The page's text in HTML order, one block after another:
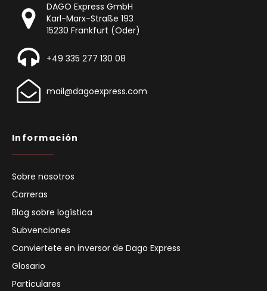
DAGO Express GmbH
Karl-Marx-Straße 193
15230 Frankfurt (Oder)
+49 335 277 130 08
mail@dagoexpress.com
Información
Sobre nosotros
Carreras
Blog sobre logística
Subvenciones
Conviertete en inversor de Dago Express
Glosario
Particulares